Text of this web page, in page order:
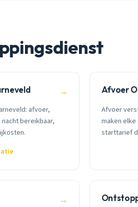
→
afvoer,
bereikbaar,
Afvoer
Afvoer
maken
starttarief
→